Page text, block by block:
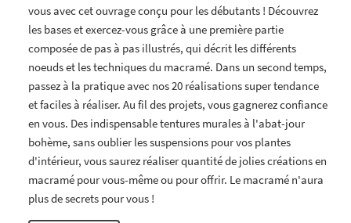
vous avec cet ouvrage conçu pour les débutants ! Découvrez
les bases et exercez-vous grâce à une première partie
composée de pas à pas illustrés, qui décrit les différents
noeuds et les techniques du macramé. Dans un second temps,
passez à la pratique avec nos 20 réalisations super tendance
et faciles à réaliser. Au fil des projets, vous gagnerez confiance
en vous. Des indispensable tentures murales à l'abat-jour
bohème, sans oublier les suspensions pour vos plantes
d'intérieur, vous saurez réaliser quantité de jolies créations en
macramé pour vous-même ou pour offrir. Le macramé n'aura
plus de secrets pour vous !